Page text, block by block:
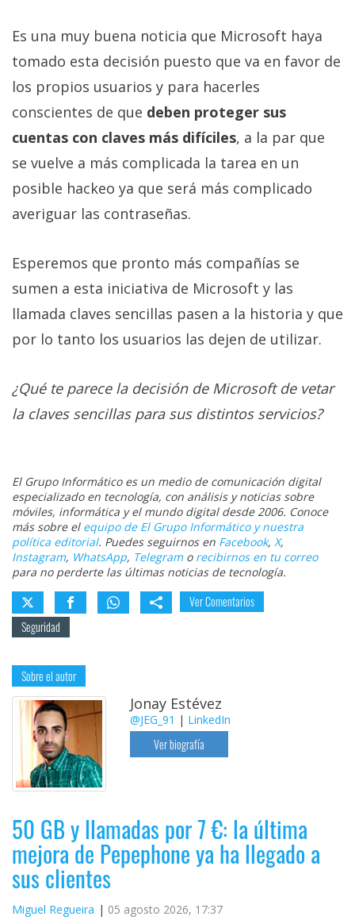
Es una muy buena noticia que Microsoft haya
tomado esta decisión puesto que va en favor de
los propios usuarios y para hacerles
conscientes de que deben proteger sus
cuentas con claves más difíciles, a la par que
se vuelve a más complicada la tarea en un
posible hackeo ya que será más complicado
averiguar las contraseñas.
Esperemos que pronto más compañías se
sumen a esta iniciativa de Microsoft y las
llamada claves sencillas pasen a la historia y que
por lo tanto los usuarios las dejen de utilizar.
¿Qué te parece la decisión de Microsoft de vetar
la claves sencillas para sus distintos servicios?
El Grupo Informático es un medio de comunicación digital
especializado en tecnología, con análisis y noticias sobre
móviles, informática y el mundo digital desde 2006. Conoce
más sobre el equipo de El Grupo Informático y nuestra
política editorial. Puedes seguirnos en Facebook, X,
Instagram, WhatsApp, Telegramo recibirnos en tu correo
para no perderte las últimas noticias de tecnología.
Ver Comentarios
Seguridad
Sobre el autor
Jonay Estévez
@JEG_91 | LinkedIn
Ver biografía
50 GB y llamadas por 7 €: la última
mejora de Pepephone ya ha llegado a
sus clientes
Miguel Regueira 05 agosto 2026, 17:37